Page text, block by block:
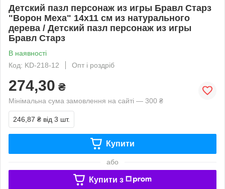
Детский пазл персонаж из игры Бравл Старз
"Ворон Меха" 14х11 см из натурального
дерева / Детский пазл персонаж из игры
Бравл Старз
В наявності
Код: KD-218-12
Опт і роздріб
274,30 ₴
Мінімальна сума замовлення на сайті — 300 ₴
246,87 ₴ від 3 шт.
Купити
або
Купити з